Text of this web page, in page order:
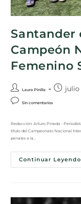
Santander
Campeón
Femenino
Laura Pinilla julio
Sin comentarios
Redacción: Arturo Pineda -
título del Campeonato Nacional
penales a la…
Continuar Leyendo